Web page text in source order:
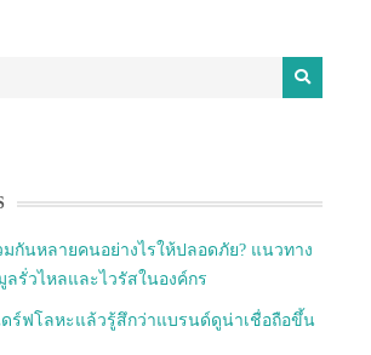
กันหลายคนอย่างไรให้ปลอดภัย? แนวทาง
ลรั่วไหลและไวรัสในองค์กร
ร์ฟโลหะแล้วรู้สึกว่าแบรนด์ดูน่าเชื่อถือขึ้น